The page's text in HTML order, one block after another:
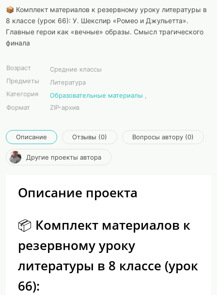
📦 Комплект материалов к резервному уроку литературы в
8 классе (урок 66): У. Шекспир «Ромео и Джульетта».
Главные герои как «вечные» образы. Смысл трагического
финала
Возраст
Средние классы
Предметы
Литература
Категория
Образовательные материалы
Формат
ZIP-архив
Описание Отзывы (0) Вопросы автору (0)
Другие проекты автора
Описание проекта
📦 Комплект материалов к
резервному уроку
литературы в 8 классе (урок
66):